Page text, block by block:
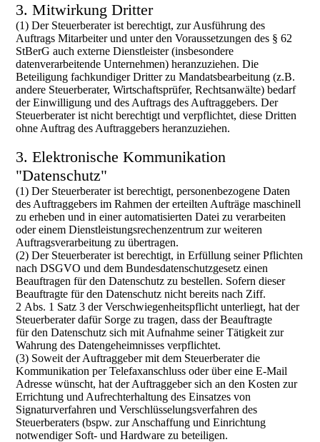
3. Mitwirkung Dritter
(1) Der Steuerberater ist berechtigt, zur Ausführung des
Auftrags Mitarbeiter und unter den Voraussetzungen des § 62
StBerG auch externe Dienstleister (insbesondere
datenverarbeitende Unternehmen) heranzuziehen. Die
Beteiligung fachkundiger Dritter zu Mandatsbearbeitung (z.B.
andere Steuerberater, Wirtschaftsprüfer, Rechtsanwälte) bedarf
der Einwilligung und des Auftrags des Auftraggebers. Der
Steuerberater ist nicht berechtigt und verpflichtet, diese Dritten
ohne Auftrag des Auftraggebers heranzuziehen.
3. Elektronische Kommunikation
"Datenschutz"
(1) Der Steuerberater ist berechtigt, personenbezogene Daten
des Auftraggebers im Rahmen der erteilten Aufträge maschinell
zu erheben und in einer automatisierten Datei zu verarbeiten
oder einem Dienstleistungsrechenzentrum zur weiteren
Auftragsverarbeitung zu übertragen.
(2) Der Steuerberater ist berechtigt, in Erfüllung seiner Pflichten
nach DSGVO und dem Bundesdatenschutzgesetz einen
Beauftragen für den Datenschutz zu bestellen. Sofern dieser
Beauftragte für den Datenschutz nicht bereits nach Ziff.
2 Abs. 1 Satz 3 der Verschwiegenheitspflicht unterliegt, hat der
Steuerberater dafür Sorge zu tragen, dass der Beauftragte
für den Datenschutz sich mit Aufnahme seiner Tätigkeit zur
Wahrung des Datengeheimnisses verpflichtet.
(3) Soweit der Auftraggeber mit dem Steuerberater die
Kommunikation per Telefaxanschluss oder über eine E-Mail
Adresse wünscht, hat der Auftraggeber sich an den Kosten zur
Errichtung und Aufrechterhaltung des Einsatzes von
Signaturverfahren und Verschlüsselungsverfahren des
Steuerberaters (bspw. zur Anschaffung und Einrichtung
notwendiger Soft- und Hardware zu beteiligen.